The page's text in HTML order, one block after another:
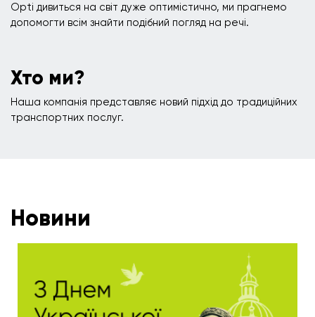
Opti дивиться на світ дуже оптимістично, ми прагнемо
допомогти всім знайти подібний погляд на речі.
Хто ми?
Наша компанія представляє новий підхід до традиційних
транспортних послуг.
Новини